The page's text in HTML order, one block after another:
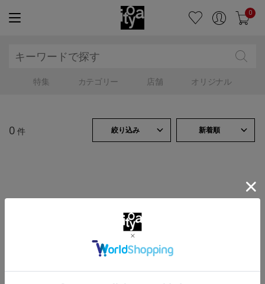
0
特集 カテゴリー 店舗 オリジナル
0 件 絞り込み 新着順